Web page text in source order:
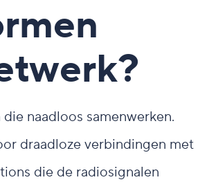
naadloos samenwerken.
draadloze verbindingen met
die de radiosignalen